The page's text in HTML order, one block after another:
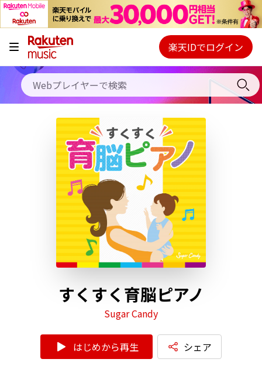
キャンペーン
料金プラン
使い方
初回30日間無料お試し
Webプレイヤー
ご契約内容の確認・変更
楽天IDでログイン
すくすく育脳ピアノ
Sugar Candy
はじめから再生 シェア